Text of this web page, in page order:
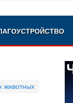
животных